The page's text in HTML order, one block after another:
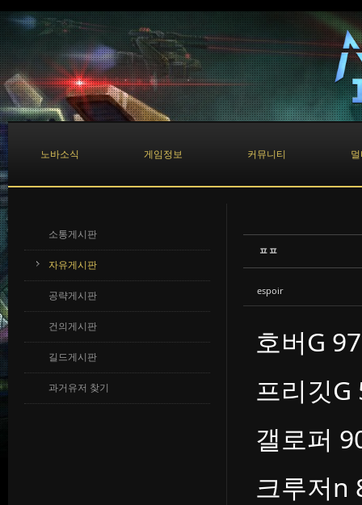
노바소식 게임정보 커뮤니티
소통게시판
자유게시판
공략게시판
건의게시판
길드게시판
과거유저 찾기
ㅍㅍ
espoir
호버G
프리깃G
갤로퍼
크루저n
Sketchbook5, 스케치북5
Sketchbook5, 스케치북5